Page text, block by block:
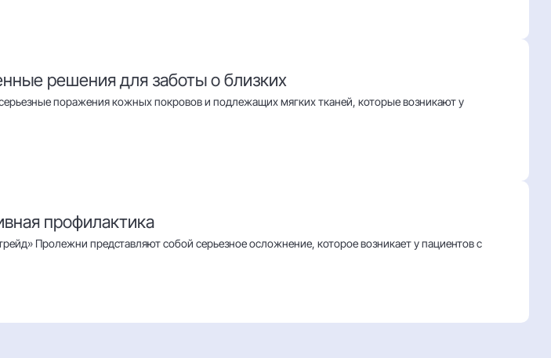
решения для заботы о близких
поражения кожных покровов и подлежащих мягких тканей, которые возникают у
профилактика
Пролежни представляют собой серьезное осложнение, которое возникает у пациентов с